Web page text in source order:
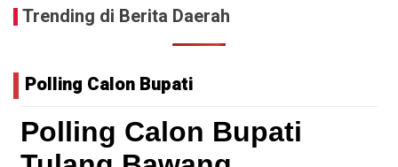
Trending di Berita Daerah
Polling Calon Bupati